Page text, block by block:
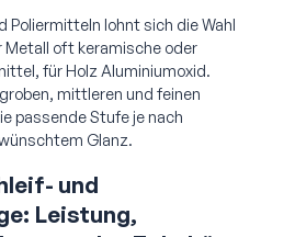
Poliermitteln lohnt sich die Wahl
Metall oft keramische oder
für Holz Aluminiumoxid.
mittleren und feinen
passende Stufe je nach
Glanz.
und
Leistung,